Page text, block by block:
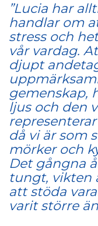
”Lucia har
handlar om
stress och
vår vardag.
djupt
gemenskap,
ljus och den
då vi är som
mörker och
Det gångna
tungt, vikten
att stöda
varit större